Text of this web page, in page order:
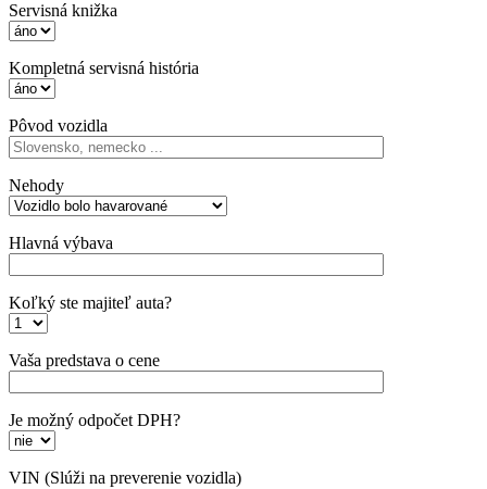
Servisná knižka
Kompletná servisná história
Pôvod vozidla
Nehody
Hlavná výbava
Koľký ste majiteľ auta?
Vaša predstava o cene
Je možný odpočet DPH?
VIN (Slúži na preverenie vozidla)